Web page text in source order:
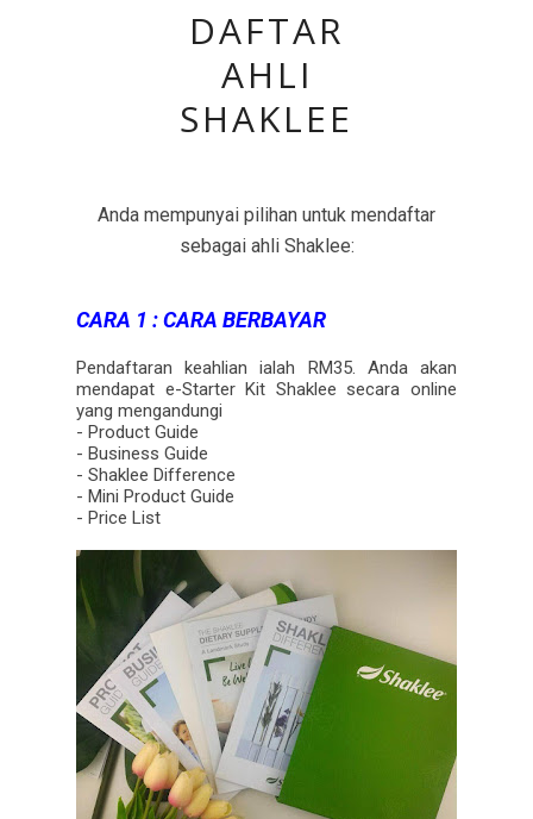
DAFTAR
AHLI
SHAKLEE
Anda mempunyai pilihan untuk mendaftar
sebagai ahli Shaklee:
CARA 1 : CARA BERBAYAR
Pendaftaran keahlian ialah RM35. Anda akan
mendapat e-Starter Kit Shaklee secara online
yang mengandungi
- Product Guide
- Business Guide
- Shaklee Difference
- Mini Product Guide
- Price List